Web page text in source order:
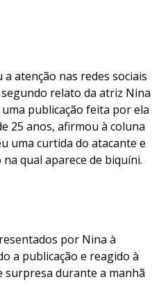
atenção nas redes sociais
relato da atriz Nina
publicação feita por ela
25 anos, afirmou à coluna
uma curtida do atacante e
qual aparece de biquíni.
por Nina à
a publicação e reagido à
surpresa durante a manhã